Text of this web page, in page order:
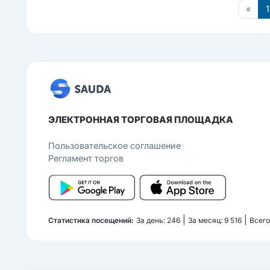
« 1
ЭЛЕКТРОННАЯ ТОРГОВАЯ ПЛОЩАДКА
Пользовательcкое соглашение
Регламент торгов
Статистика посещений: За день: 246 За месяц: 9 516